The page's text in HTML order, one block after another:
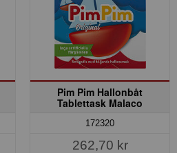
Pim Pim Hallonbåt
Tablettask Malaco
172320
262,70 kr